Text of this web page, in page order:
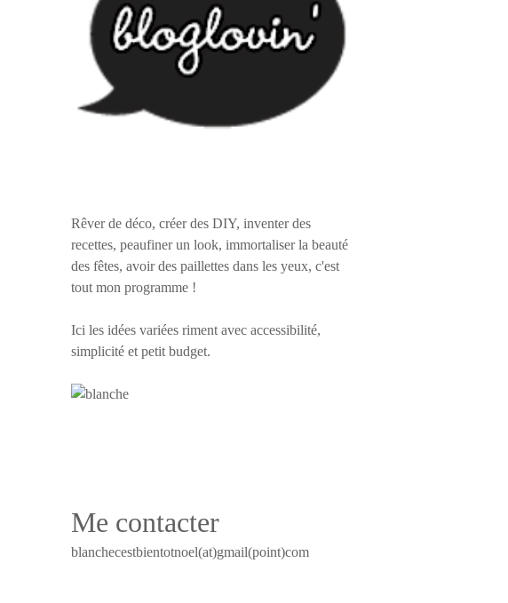
Rêver de déco, créer des DIY, inventer des
recettes, peaufiner un look, immortaliser la beauté
des fêtes, avoir des paillettes dans les yeux, c'est
tout mon programme !
Ici les idées variées riment avec accessibilité,
simplicité et petit budget.
Me contacter
blanchecestbientotnoel(at)gmail(point)com